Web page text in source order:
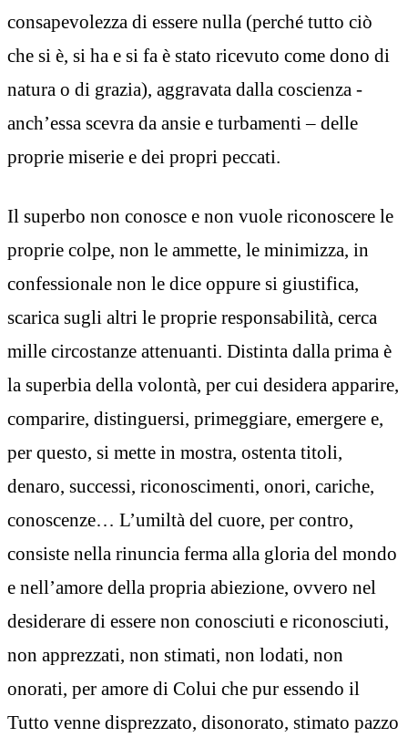
consapevolezza di essere nulla (perché tutto ciò
che si è, si ha e si fa è stato ricevuto come dono di
natura o di grazia), aggravata dalla coscienza -
anch’essa scevra da ansie e turbamenti – delle
proprie miserie e dei propri peccati.
Il superbo non conosce e non vuole riconoscere le
proprie colpe, non le ammette, le minimizza, in
confessionale non le dice oppure si giustifica,
scarica sugli altri le proprie responsabilità, cerca
mille circostanze attenuanti. Distinta dalla prima è
la superbia della volontà, per cui desidera apparire,
comparire, distinguersi, primeggiare, emergere e,
per questo, si mette in mostra, ostenta titoli,
denaro, successi, riconoscimenti, onori, cariche,
conoscenze… L’umiltà del cuore, per contro,
consiste nella rinuncia ferma alla gloria del mondo
e nell’amore della propria abiezione, ovvero nel
desiderare di essere non conosciuti e riconosciuti,
non apprezzati, non stimati, non lodati, non
onorati, per amore di Colui che pur essendo il
Tutto venne disprezzato, disonorato, stimato pazzo